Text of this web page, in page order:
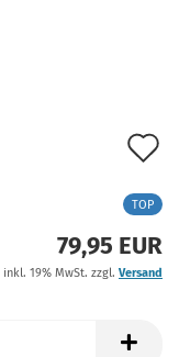
TOP
79,95 EUR
inkl. 19% MwSt. zzgl. Versand